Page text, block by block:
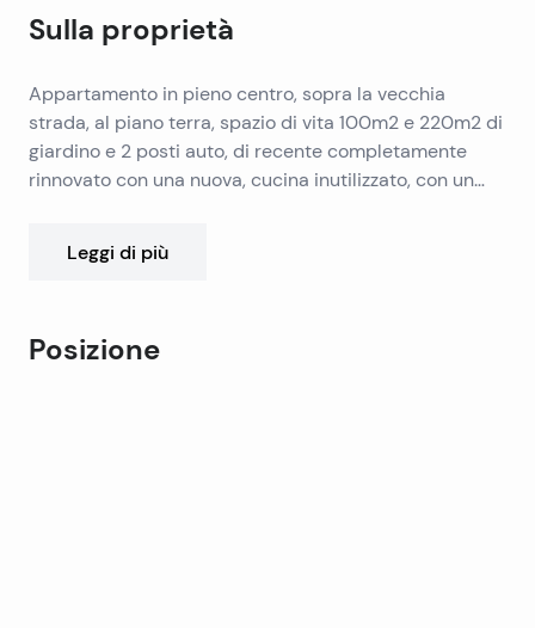
Sulla proprietà
Appartamento in pieno centro, sopra la vecchia
strada, al piano terra, spazio di vita 100m2 e 220m2 di
giardino e 2 posti auto, di recente completamente
rinnovato con una nuova, cucina inutilizzato, con un
Leggi di più
Posizione